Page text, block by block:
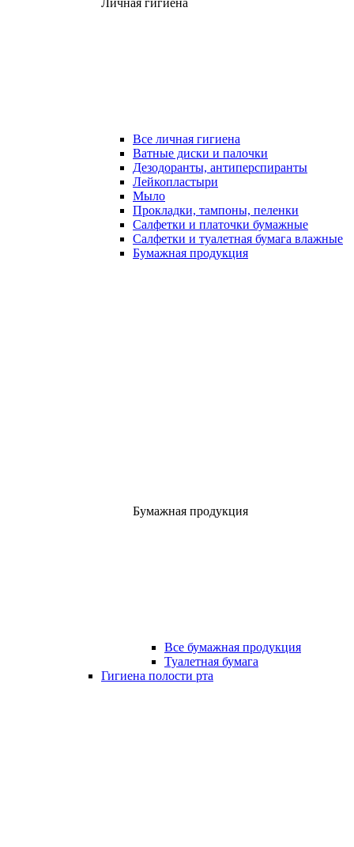
Личная гигиена
Все личная гигиена
Ватные диски и палочки
Дезодоранты, антиперспиранты
Лейкопластыри
Мыло
Прокладки, тампоны, пеленки
Салфетки и платочки бумажные
Салфетки и туалетная бумага влажные
Бумажная продукция
Бумажная продукция
Все бумажная продукция
Туалетная бумага
Гигиена полости рта